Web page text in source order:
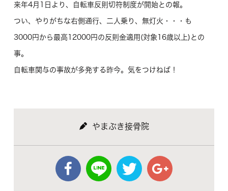
来年4月1日より、自転車反則切符制度が開始との報。
つい、やりがちな右側通行、二人乗り、無灯火・・・も
3000円から最高12000円の反則金適用(対象16歳以上)との
事。
自転車関与の事故が多発する昨今。気をつけねば！
やまぶき接骨院